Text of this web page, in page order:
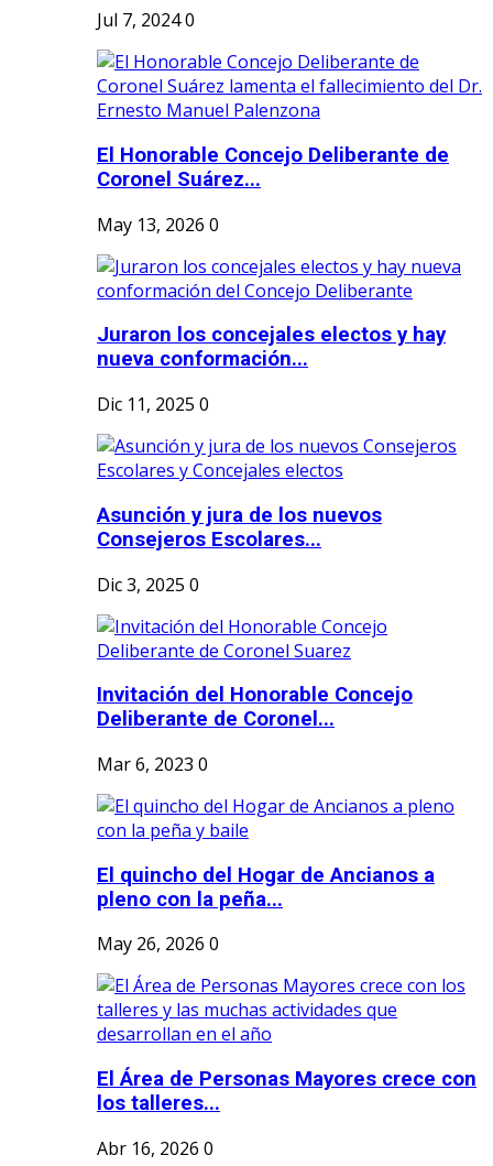
Jul 7, 20240
El Honorable Concejo Deliberante de
Coronel Suárez...
May 13, 2026 0
Juraron los concejales electos y hay
nueva conformación...
Dic 11, 2025 0
Asunción y jura de los nuevos
Consejeros Escolares...
Dic 3, 2025 0
Invitación del Honorable Concejo
Deliberante de Coronel...
Mar 6, 2023 0
El quincho del Hogar de Ancianos a
pleno con la peña...
May 26, 2026 0
El Área de Personas Mayores crece con
los talleres...
Abr 16, 2026 0